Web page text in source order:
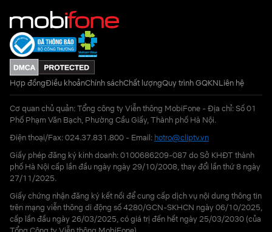
Hợp đồngĐiều khoảnChính sáchChất lượngQuy trình GQKNLiên hệ
Cơ quan chủ quản: Tổng công ty Viễn thông MobiFone - Địa chỉ: Số 01
Phố Phạm Văn Bạch, Phường Cầu Giấy, Thành phố Hà Nội.
Điện thoại/Fax: 024.37.831.800 - Email: hotro@cliptv.vn
Giấy phép đăng ký kinh doanh: 0100686209-087 do Sở KHĐT thành
phố Hà Nội cấp lần đầu ngày ngày 29/10/2008, thay đổi lần thứ 8 ngày
27/11/2025.
Giấy chứng nhận đăng ký kết nối để cung cấp dịch vụ nội dung thông tin
trên mạng viễn thông di động số 4280/GCN-SKHCN ngày 06/10/2025,
cấp lần đầu ngày 26/03/2025, có giá trị đến hết ngày 25/03/2030 (của